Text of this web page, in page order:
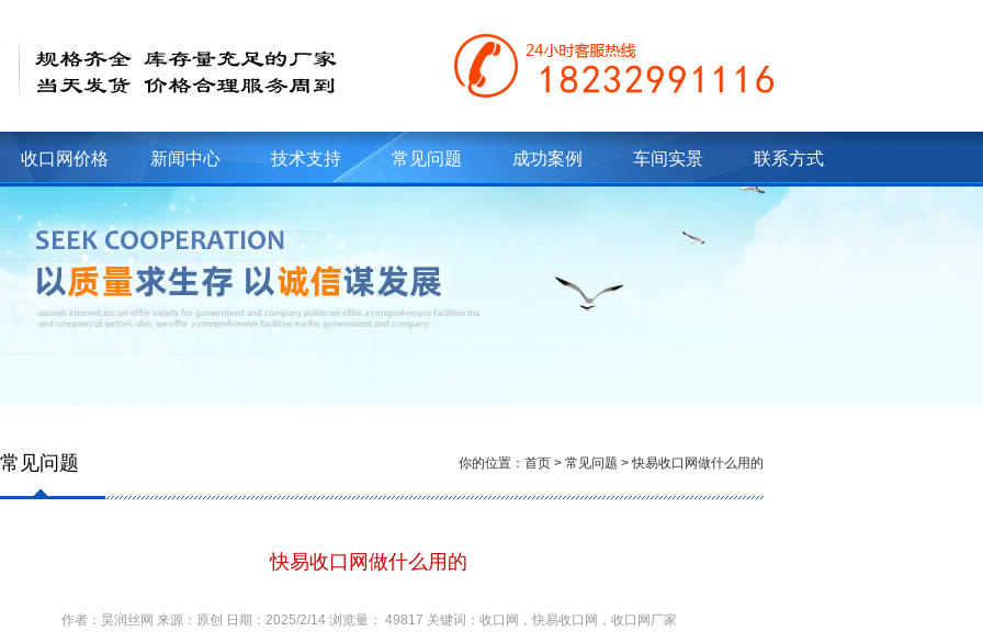
收口网价格 新闻中心 技术支持 常见问题 成功案例 车间实景 联系方式
常见问题 你的位置： 首页 > 常见问题 > 快易收口网做什么用的
快易收口网做什么用的
作者：昊润丝网 来源：原创 日期：2025/2/14 浏览量： 49817 关键词：收口网，快易收口网，收口网厂家